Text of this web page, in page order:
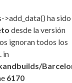
>add_data() ha sido
desde la versión
ignoran todos los
in
6170